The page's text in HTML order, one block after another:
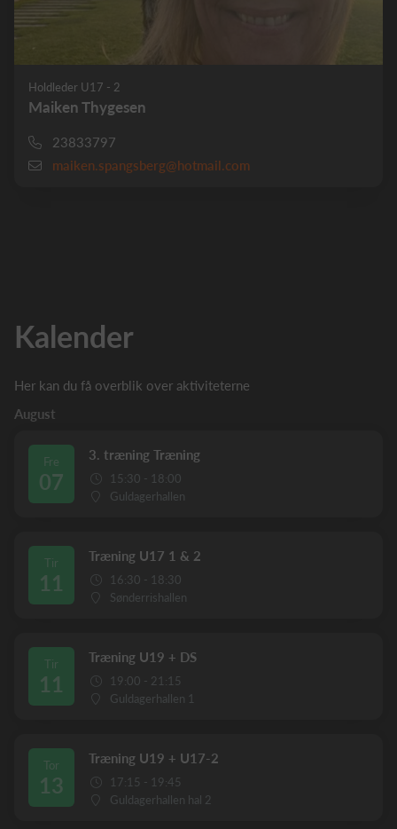
Holdleder U17 - 2
Maiken Thygesen
23833797
maiken.spangsberg@hotmail.com
Kalender
Her kan du få overblik over aktiviteterne
August
Fre
07
3. træning Træning
15:30 - 18:00
Guldagerhallen
Tir
11
Træning U17 1 & 2
16:30 - 18:30
Sønderrishallen
Tir
11
Træning U19 + DS
19:00 - 21:15
Guldagerhallen 1
Tor
13
Træning U19 + U17-2
17:15 - 19:45
Guldagerhallen hal 2